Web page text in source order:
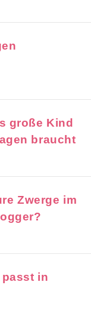
große Kind
braucht
Zwerge im
in